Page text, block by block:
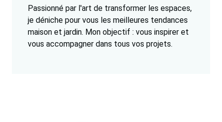
Passionné par l'art de transformer les espaces,
je déniche pour vous les meilleures tendances
maison et jardin. Mon objectif : vous inspirer et
vous accompagner dans tous vos projets.